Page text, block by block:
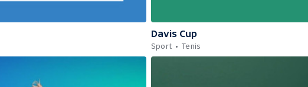
Davis Cup
Sport
Tenis